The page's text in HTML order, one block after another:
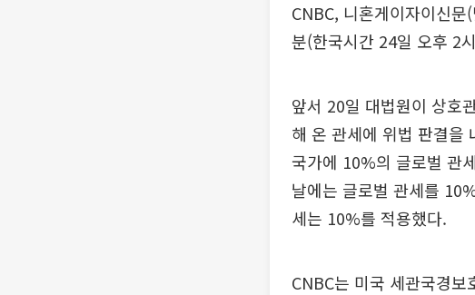
CNBC, 니혼게이자이신
분(한국시간 24일 오후 2
앞서 20일 대법원이 상호
해 온 관세에 위법 판결을
국가에 10%의 글로벌 관
날에는 글로벌 관세를
세는 10%를 적용했다.
CNBC는 미국 세관국경